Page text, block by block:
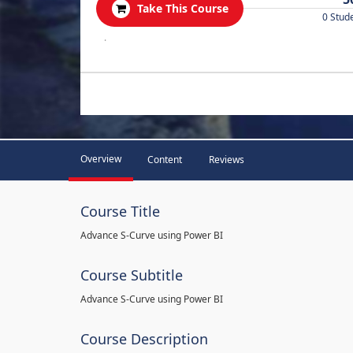
Take This Course
0
.
Overview Content Reviews
Course Title
Advance S-Curve using Power BI
Course Subtitle
Advance S-Curve using Power BI
Course Description